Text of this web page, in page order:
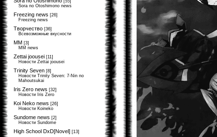
[55]
Sora no Otoshimono news
Freezing news [26]
Freezing news
Творчество [36]
Всевозможные вкусности
MM [3]
MM news
Zettai joousei [11]
Новости Zettai joousei
Trinity Seven [8]
Новости Trinity Seven: 7-Nin no
Mahoutsukai
Iris Zero news [32]
Новости Iris Zero
Koi Neko news [26]
Новости Koineko
Sundome news [2]
Новости Sundome
High School DxD[Novel] [13]